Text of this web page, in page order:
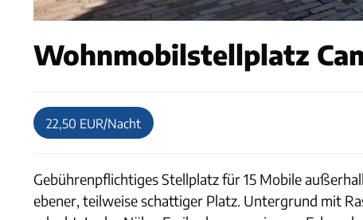
Wohnmobilstellplatz
22,50 EUR/Nacht
Gebührenpflichtiges Stellplatz für 15 Mobile
ebener, teilweise schattiger Platz. Untergrund mit